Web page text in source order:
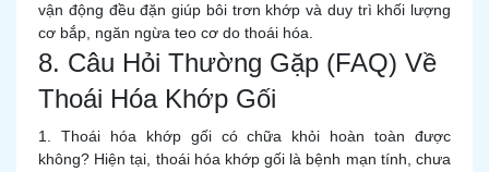
vận động đều đặn giúp bôi trơn khớp và duy trì khối lượng
cơ bắp, ngăn ngừa teo cơ do thoái hóa.
8. Câu Hỏi Thường Gặp (FAQ) Về
Thoái Hóa Khớp Gối
1. Thoái hóa khớp gối có chữa khỏi hoàn toàn được
không? Hiện tại, thoái hóa khớp gối là bệnh mạn tính, chưa